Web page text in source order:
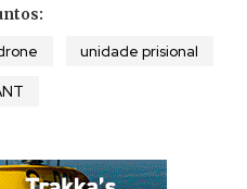
unidade prisional